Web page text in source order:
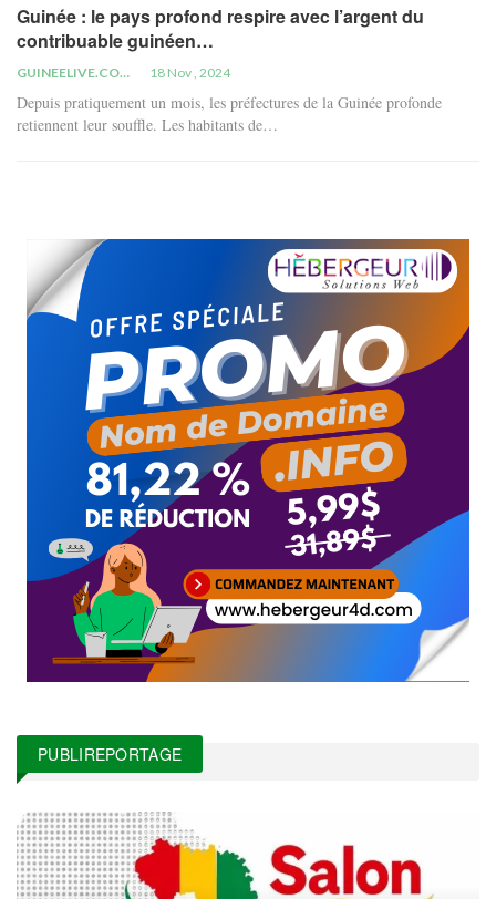
Guinée : le pays profond respire avec l’argent du
contribuable guinéen…
GUINEELIVE.COM 18 Nov , 2024
Depuis pratiquement un mois, les préfectures de la Guinée profonde
retiennent leur souffle. Les habitants de…
PUBLIREPORTAGE